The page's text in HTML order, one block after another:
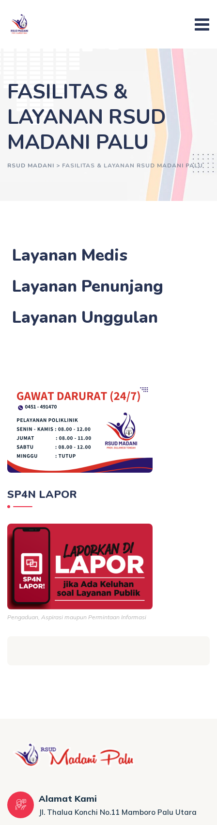
FASILITAS &
LAYANAN RSUD
MADANI PALU
RSUD MADANI > FASILITAS & LAYANAN RSUD MADANI PALU
Layanan Medis
Layanan Penunjang
Layanan Unggulan
SP4N LAPOR
Pengaduan, Aspirasi maupun Permintaan Informasi
Alamat Kami
Jl. Thalua Konchi No.11 Mamboro Palu Utara